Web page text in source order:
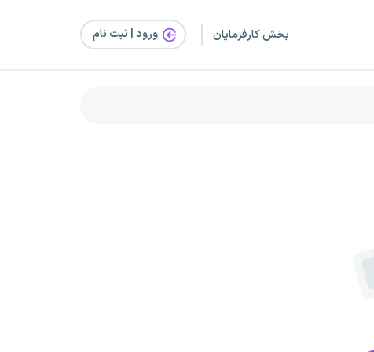
بخش کارفرمایان ورود | ثبت‌ نام